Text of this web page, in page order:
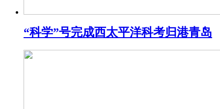
“科学”号完成西太平洋科考归港青岛